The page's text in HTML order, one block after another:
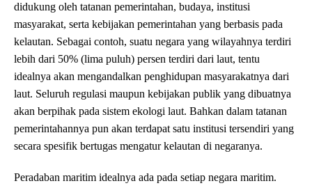
didukung oleh tatanan pemerintahan, budaya, institusi
masyarakat, serta kebijakan pemerintahan yang berbasis pada
kelautan. Sebagai contoh, suatu negara yang wilayahnya terdiri
lebih dari 50% (lima puluh) persen terdiri dari laut, tentu
idealnya akan mengandalkan penghidupan masyarakatnya dari
laut. Seluruh regulasi maupun kebijakan publik yang dibuatnya
akan berpihak pada sistem ekologi laut. Bahkan dalam tatanan
pemerintahannya pun akan terdapat satu institusi tersendiri yang
secara spesifik bertugas mengatur kelautan di negaranya.
Peradaban maritim idealnya ada pada setiap negara maritim.